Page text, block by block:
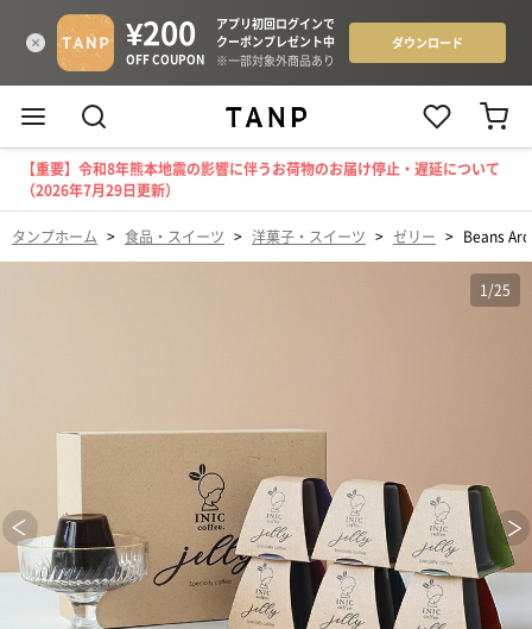
【重要】令和8年熊本地震の影響に伴うお荷物のお届け停止・遅延について
（2026年7月29日更新）
タンプホーム > 食品・スイーツ > 洋菓子・スイーツ > ゼリー > Beans
1/25